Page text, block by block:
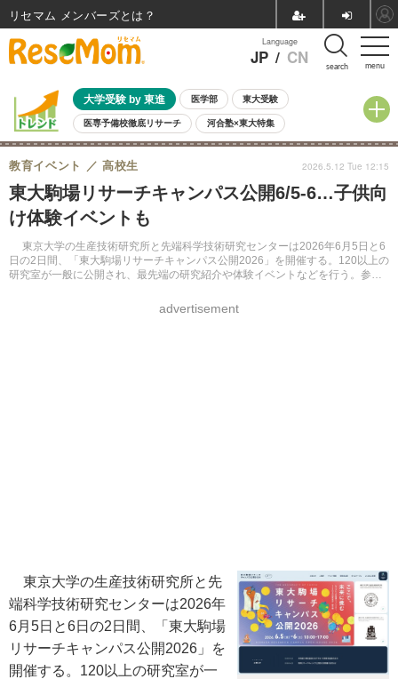
menu
Language
JP / CN search
大学受験 by 東進 医学部 東大受験
医専予備校徹底リサーチ 河合塾×東大特集
親子で考える大学選び 高校受験 中学受験 小学校受験
共通テスト 夏休み
8月開催イベント・WS 全国公立高校 過去問 人気記事
自由研究教材（小学生向け）
東大駒場リサーチキャンパス公開6/5-6…子供向
け体験イベントも
東京大学の生産技術研究所と先端科学技術研究センターは2026年6月5日と6
日の2日間、「東大駒場リサーチキャンパス公開2026」を開催する。120以上の
研究室が一般に公開され、最先端の研究紹介や体験イベントなどを行う。参加
教育イベント 高校生
advertisement
2026.5.12 Tue 12:15
東京大学の生産技術研究所と先
端科学技術研究センターは2026年
6月5日と6日の2日間、「東大駒場
リサーチキャンパス公開2026」を
開催する。120以上の研究室が一
リセマム メンバーズ